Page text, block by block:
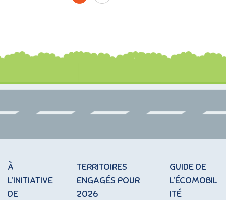
À
L’INITIATIVE
DE
TERRITOIRES
ENGAGÉS POUR
2026
GUIDE DE
L’ÉCOMOBIL
ITÉ